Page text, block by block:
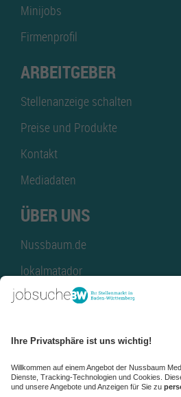
Minijobs
Firmenprofil
ARBEITGEBER
Stellenanzeige schalten
Preise und Produkte
Kontakt
Mediadaten
ÜBER UNS
Nussbaum.de
lokalmatador
kaufinBW
NussbaumID
Nussbaum Medien